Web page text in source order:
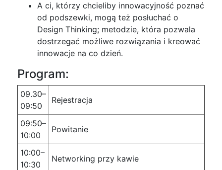
A ci, którzy chcieliby innowacyjność poznać
od podszewki, mogą też posłuchać o
Design Thinking; metodzie, która pozwala
dostrzegać możliwe rozwiązania i kreować
innowacje na co dzień.
Program:
09.30–
09:50
Rejestracja
09:50–
10:00
Powitanie
10:00–
10:30
Networking przy kawie